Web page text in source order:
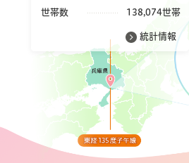
世帯数
138,074世帯
統計情報